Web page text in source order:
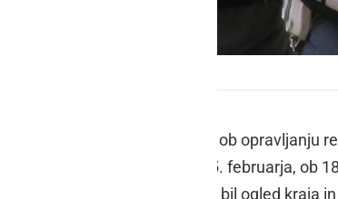
policijske postaje Ormož so ob opravljanju
dogodke. V petek, 25. februarja, ob
Podgorcev. Opravljen je bil ogled kraja